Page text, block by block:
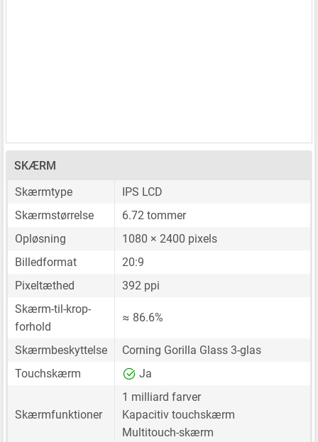
SKÆRM
Skærmtype
IPS LCD
Skærmstørrelse
6.72 tommer
Opløsning
1080 × 2400 pixels
Billedformat
20:9
Pixeltæthed
392 ppi
Skærm-til-krop-
forhold
≈ 86.6%
Skærmbeskyttelse
Corning Gorilla Glass 3-glas
Touchskærm
Ja
Skærmfunktioner
1 milliard farver
Kapacitiv touchskærm
Multitouch-skærm